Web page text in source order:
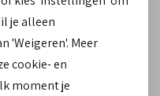
80
je alleen
'Weigeren'. Meer
cookie- en
moment je